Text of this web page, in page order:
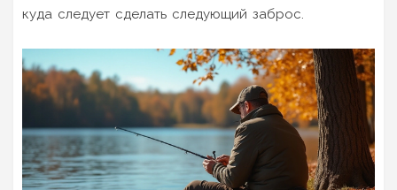
куда следует сделать следующий заброс.